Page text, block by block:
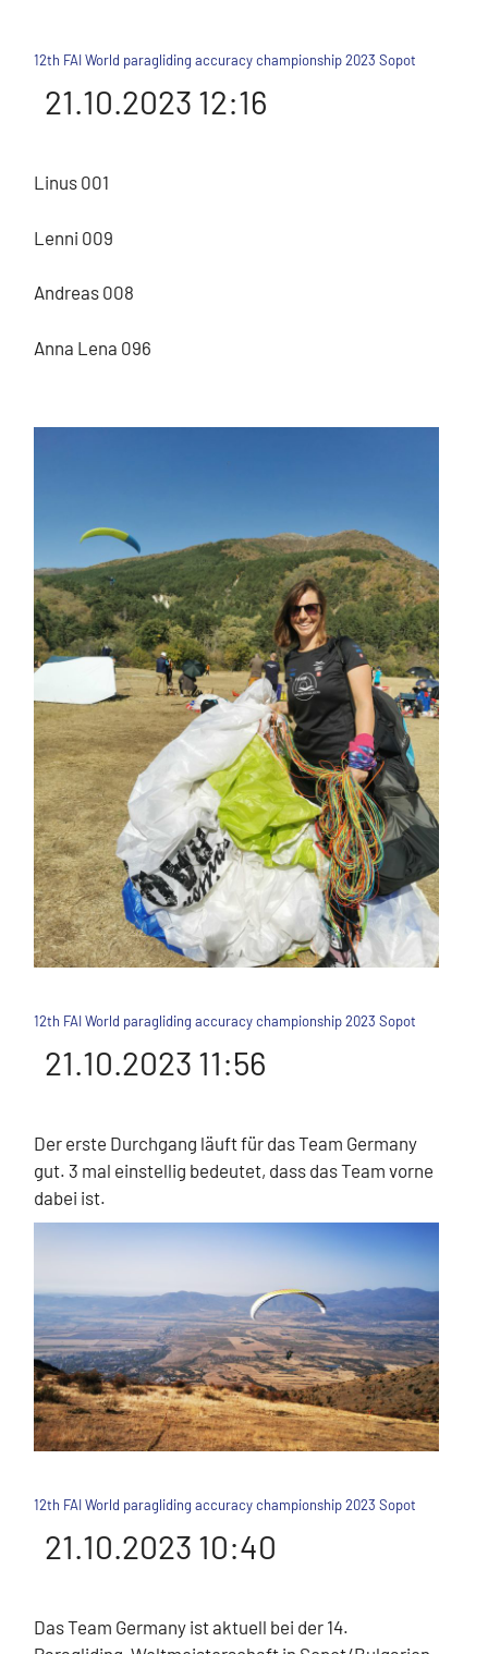
12th FAI World paragliding accuracy championship 2023 Sopot
21.10.2023 12:16
Linus 001
Lenni 009
Andreas 008
Anna Lena 096
12th FAI World paragliding accuracy championship 2023 Sopot
21.10.2023 11:56
Der erste Durchgang läuft für das Team Germany
gut. 3 mal einstellig bedeutet, dass das Team vorne
dabei ist.
12th FAI World paragliding accuracy championship 2023 Sopot
21.10.2023 10:40
Das Team Germany ist aktuell bei der 14.